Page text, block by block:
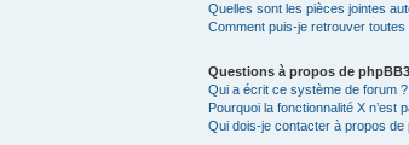
Quelles sont les pièces jointes
Comment puis-je retrouver
Questions à propos de phpBB3
Qui a écrit ce système de forum ?
Pourquoi la fonctionnalité X n’est
Qui dois-je contacter à propos de